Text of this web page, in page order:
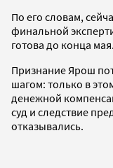
По его словам,
финальной
готова до конца мая.
Признание Ярош
шагом: только в
денежной
суд и следствие
отказывались.